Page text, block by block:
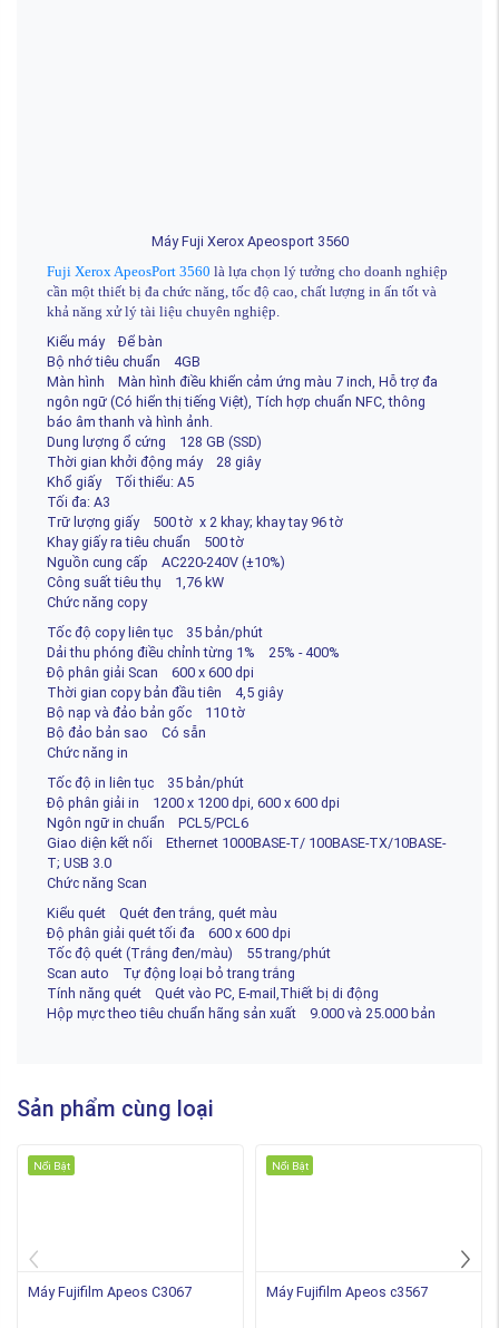
Máy Fuji Xerox Apeosport 3560
Fuji Xerox ApeosPort 3560 là lựa chọn lý tưởng cho doanh nghiệp
cần một thiết bị đa chức năng, tốc độ cao, chất lượng in ấn tốt và
khả năng xử lý tài liệu chuyên nghiệp.
Kiểu máy Để bàn
Bộ nhớ tiêu chuẩn 4GB
Màn hình Màn hình điều khiển cảm ứng màu 7 inch, Hỗ trợ đa
ngôn ngữ (Có hiển thị tiếng Việt), Tích hợp chuẩn NFC, thông
báo âm thanh và hình ảnh.
Dung lượng ổ cứng 128 GB (SSD)
Thời gian khởi động máy 28 giây
Khổ giấy Tối thiểu: A5
Tối đa: A3
Trữ lượng giấy 500 tờ x 2 khay; khay tay 96 tờ
Khay giấy ra tiêu chuẩn 500 tờ
Nguồn cung cấp AC220-240V (±10%)
Công suất tiêu thụ 1,76 kW
Chức năng copy
Tốc độ copy liên tục 35 bản/phút
Dải thu phóng điều chỉnh từng 1% 25% - 400%
Độ phân giải Scan 600 x 600 dpi
Thời gian copy bản đầu tiên 4,5 giây
Bộ nạp và đảo bản gốc 110 tờ
Bộ đảo bản sao Có sẵn
Chức năng in
Tốc độ in liên tục 35 bản/phút
Độ phân giải in 1200 x 1200 dpi, 600 x 600 dpi
Ngôn ngữ in chuẩn PCL5/PCL6
Giao diện kết nối Ethernet 1000BASE-T/ 100BASE-TX/10BASE-
T; USB 3.0
Chức năng Scan
Kiểu quét Quét đen trắng, quét màu
Độ phân giải quét tối đa 600 x 600 dpi
Tốc độ quét (Trắng đen/màu) 55 trang/phút
Scan auto Tự động loại bỏ trang trắng
Tính năng quét Quét vào PC, E-mail,Thiết bị di động
Hộp mực theo tiêu chuẩn hãng sản xuất 9.000 và 25.000 bản
Sản phẩm cùng loại
Nổi Bật
Máy Fujifilm Apeos C3067
Nổi Bật
Máy Fujifilm Apeos c3567